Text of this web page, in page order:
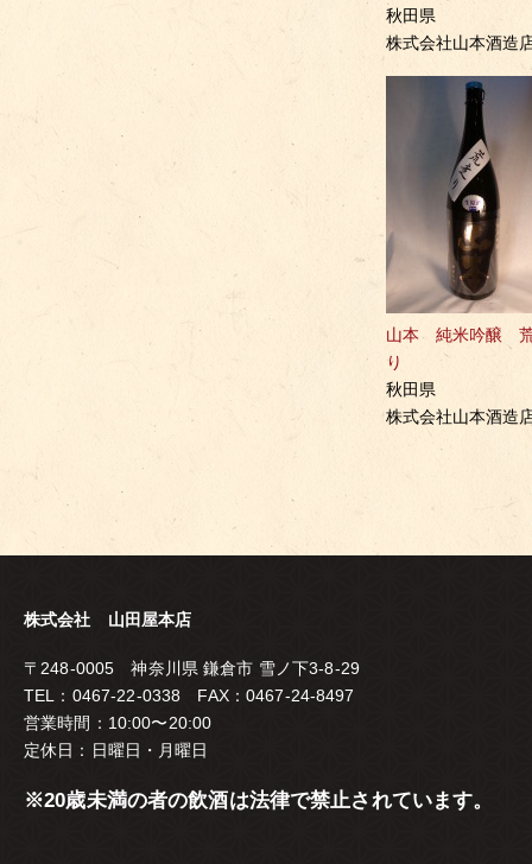
秋田県
株式会社山本酒造
山本 純米吟醸
り
秋田県
株式会社山本酒造
株式会社 山田屋本店
〒248-0005 神奈川県 鎌倉市 雪ノ下3-8-29
TEL：0467-22-0338 FAX：0467-24-8497
営業時間：10:00〜20:00
定休日：日曜日・月曜日
※20歳未満の者の飲酒は法律で禁止されています。